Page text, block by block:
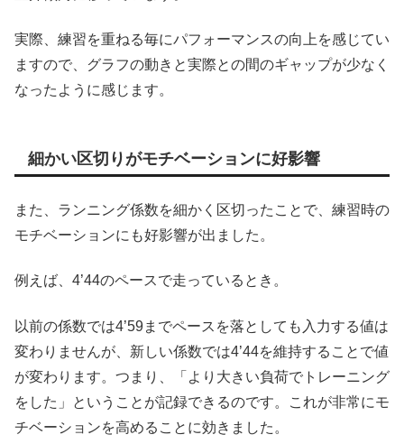
実際、練習を重ねる毎にパフォーマンスの向上を感じてい
ますので、グラフの動きと実際との間のギャップが少なく
なったように感じます。
細かい区切りがモチベーションに好影響
また、ランニング係数を細かく区切ったことで、練習時の
モチベーションにも好影響が出ました。
例えば、4’44のペースで走っているとき。
以前の係数では4’59までペースを落としても入力する値は
変わりませんが、新しい係数では4’44を維持することで値
が変わります。つまり、「より大きい負荷でトレーニング
をした」ということが記録できるのです。これが非常にモ
チベーションを高めることに効きました。